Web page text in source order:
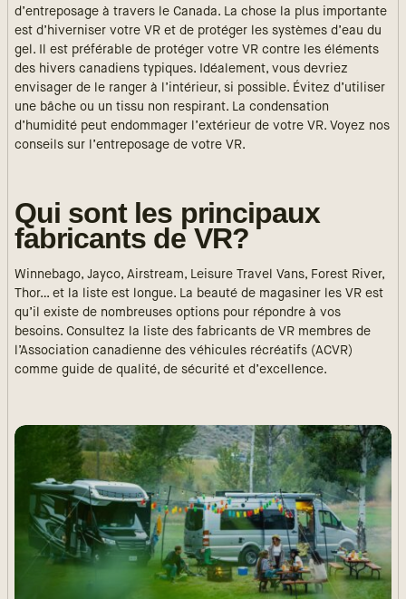
d’entreposage à travers le Canada. La chose la plus importante
est d’hiverniser votre VR et de protéger les systèmes d’eau du
gel. Il est préférable de protéger votre VR contre les éléments
des hivers canadiens typiques. Idéalement, vous devriez
envisager de le ranger à l’intérieur, si possible. Évitez d’utiliser
une bâche ou un tissu non respirant. La condensation
d’humidité peut endommager l’extérieur de votre VR. Voyez nos
conseils sur l’entreposage de votre VR.
Qui sont les principaux
fabricants de VR?
Winnebago, Jayco, Airstream, Leisure Travel Vans, Forest River,
Thor… et la liste est longue. La beauté de magasiner les VR est
qu’il existe de nombreuses options pour répondre à vos
besoins. Consultez la liste des fabricants de VR membres de
l’Association canadienne des véhicules récréatifs (ACVR)
comme guide de qualité, de sécurité et d’excellence.